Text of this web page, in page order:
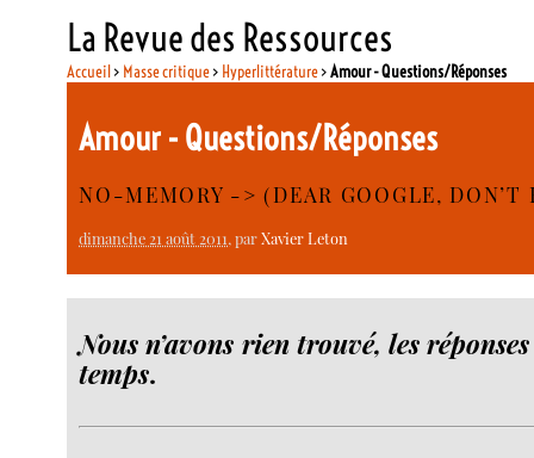
La Revue des Ressources
Accueil> Masse critique> Hyperlittérature>Amour - Questions/Réponses
Amour - Questions/Réponses
NO-MEMORY -> (DEAR GOOGLE, DON’T
dimanche 21 août 2011, parXavier Leton
Nous n’avons rien trouvé, les
temps.